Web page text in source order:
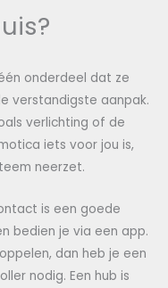
onderdeel dat ze
verstandigste aanpak.
verlichting of de
iets voor jou is,
neerzet.
is een goede
bedien je via een app.
dan heb je een
nodig. Een hub is